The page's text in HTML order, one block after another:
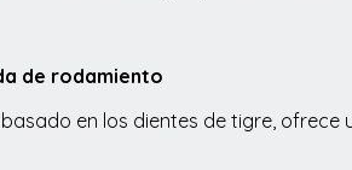
de rodamiento
en los dientes de tigre,